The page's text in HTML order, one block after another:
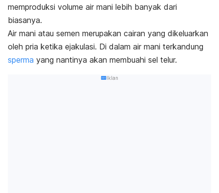
memproduksi volume air mani lebih banyak dari
biasanya.
Air mani atau semen merupakan cairan yang dikeluarkan
oleh pria ketika ejakulasi. Di dalam air mani terkandung
sperma yang nantinya akan membuahi sel telur.
Iklan